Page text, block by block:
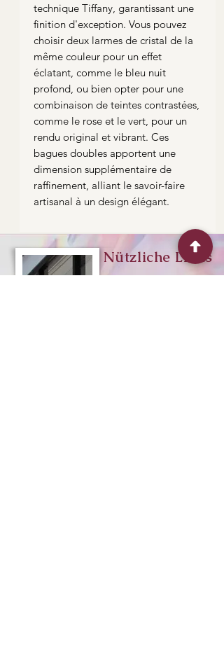
technique Tiffany, garantissant une
finition d'exception. Vous pouvez
choisir deux larmes de cristal de la
même couleur pour un effet
éclatant, comme le bleu nuit
profond, ou bien opter pour une
combinaison de teintes contrastées,
comme le rose et le vert, pour un
rendu original et vibrant. Ces
bagues doubles apportent une
dimension supplémentaire de
raffinement, alliant le savoir-faire
artisanal à un design élégant.
Nützliche Links
Me contacter